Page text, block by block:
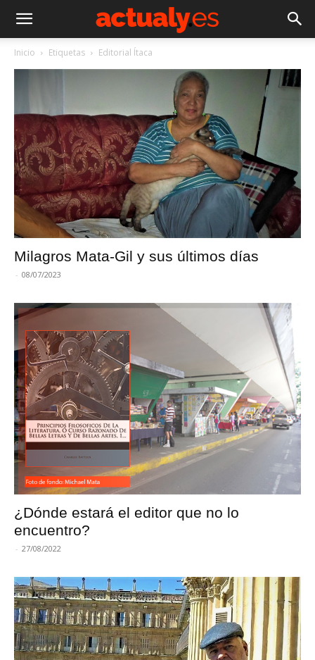
Inicio Etiquetas Editorial Ítaca
Milagros Mata-Gil y sus últimos días
- 08/07/2023
¿Dónde estará el editor que no lo
encuentro?
- 27/08/2022